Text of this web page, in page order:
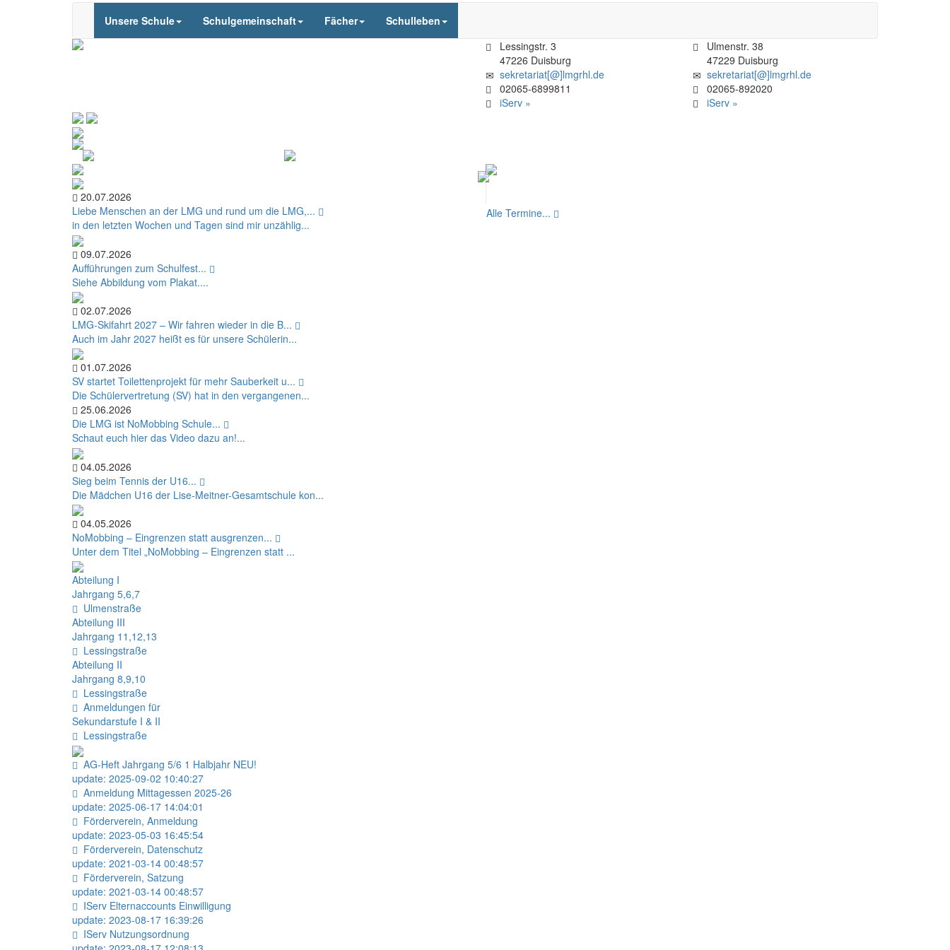
Unsere Schule Schulgemeinschaft Fächer
Schulleben
Lessingstr. 3
47226 Duisburg
sekretariat[@]lmgrhl.de
02065-6899811
iServ »
Ulmenstr. 38
47229 Duisburg
sekretariat[@]lmgrhl.de
02065-892020
iServ »
20.07.2026
Liebe Menschen an der LMG und rund um die LMG,...
in den letzten Wochen und Tagen sind mir unzählig...
09.07.2026
Aufführungen zum Schulfest...
Siehe Abbildung vom Plakat....
02.07.2026
LMG‑Skifahrt 2027 – Wir fahren wieder in die B...
Auch im Jahr 2027 heißt es für unsere Schülerin...
01.07.2026
SV startet Toilettenprojekt für mehr Sauberkeit u...
Die Schülervertretung (SV) hat in den vergangenen...
25.06.2026
Die LMG ist NoMobbing Schule...
Schaut euch hier das Video dazu an!...
04.05.2026
Sieg beim Tennis der U16...
Die Mädchen U16 der Lise-Meitner-Gesamtschule kon...
04.05.2026
NoMobbing – Eingrenzen statt ausgrenzen...
Unter dem Titel „NoMobbing – Eingrenzen statt ...
Alle Termine...
Abteilung I
Jahrgang 5,6,7
Ulmenstraße
Abteilung III
Jahrgang 11,12,13
Lessingstraße
Abteilung II
Jahrgang 8,9,10
Lessingstraße
Anmeldungen für
Sekundarstufe I & II
Lessingstraße
AG-Heft Jahrgang 5/6 1 Halbjahr NEU!
update: 2025-09-02 10:40:27
Anmeldung Mittagessen 2025-26
update: 2025-06-17 14:04:01
Förderverein, Anmeldung
update: 2023-05-03 16:45:54
Förderverein, Datenschutz
update: 2021-03-14 00:48:57
Förderverein, Satzung
update: 2021-03-14 00:48:57
IServ Elternaccounts Einwilligung
update: 2023-08-17 16:39:26
IServ Nutzungsordnung